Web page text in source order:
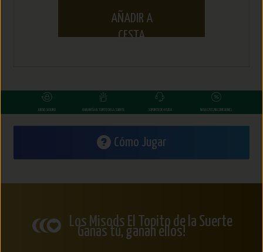
AÑADIR A
CESTA
JUEGO SEGURO GARANTÍA EL TOPITO DE LA SUERTE SOPORTE DE AYUDA NI GASTOS NI COMISIONES
Cómo Jugar
Los Misods El Topito de la Suerte
Ganas tú, ganan ellos!